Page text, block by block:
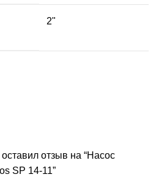
2"
отзыв на “Насос
SP 14-11”